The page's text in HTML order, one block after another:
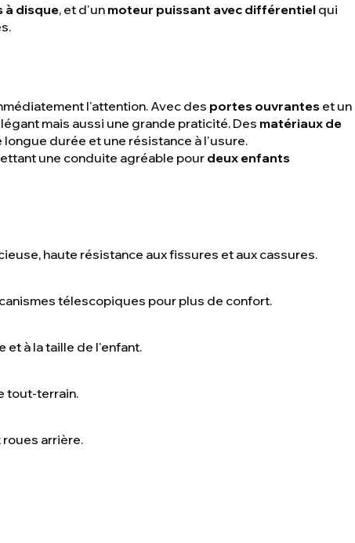
à disque, et d'un moteur puissant avec différentiel qui
l'attention. Avec des portes ouvrantes et un
mais aussi une grande praticité. Des matériaux de
durée et une résistance à l'usure.
une conduite agréable pourdeux enfants
haute résistance aux fissures et aux cassures.
télescopiques pour plus de confort.
et à la taille de l'enfant.
tout-terrain.
arrière.